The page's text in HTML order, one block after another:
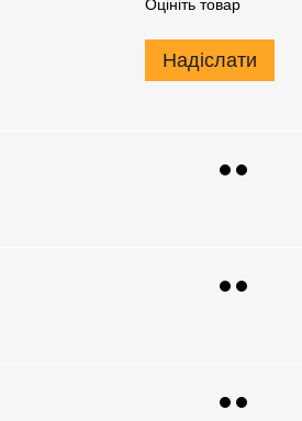
Оцініть товар
Надіслати